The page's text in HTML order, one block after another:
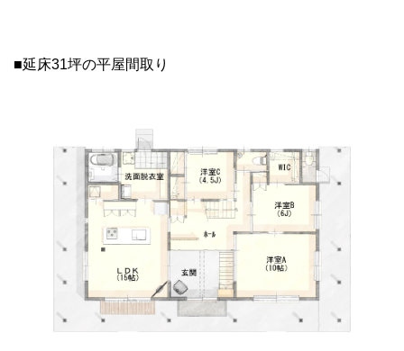
■延床31坪の平屋間取り